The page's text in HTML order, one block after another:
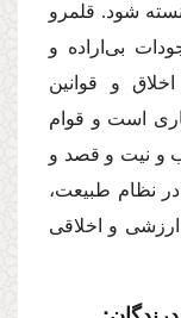
شود. قلمرو
بی‌اراده و
و قوانین
است و قوام
و نیت و قصد و
نظام طبیعت،‌
و اخلاقی